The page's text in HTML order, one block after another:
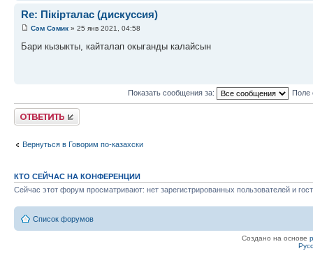
Re: Пікірталас (дискуссия)
Сэм Сэмик » 25 янв 2021, 04:58
Бари кызыкты, кайталап окыганды калайсын
Показать сообщения за: Поле
Ответить
Вернуться в Говорим по-казахски
КТО СЕЙЧАС НА КОНФЕРЕНЦИИ
Сейчас этот форум просматривают: нет зарегистрированных пользователей и
Список форумов
Создано на основе